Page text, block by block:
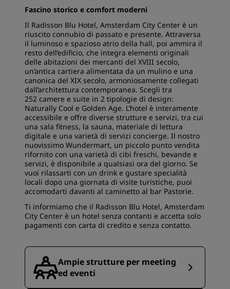
Fascino storico e comfort moderni
Il Radisson Blu Hotel, Amsterdam City Center è un
riuscito connubio di passato e presente. Attraversa
il luminoso e spazioso atrio della hall, poi ammira il
resto dell’edificio, che integra elementi originali
delle abitazioni dei mercanti del XVIII secolo,
un’antica cartiera alimentata da un mulino e una
canonica del XIX secolo, armoniosamente collegati
dall’architettura contemporanea. Scegli tra
252 camere e suite in 2 tipologie di design:
Naturally Cool e Golden Age. L’hotel è interamente
accessibile e offre diverse strutture e servizi, tra cui
una sala fitness, la sauna, materiale di lettura
digitale e una varietà di servizi concierge. Il nostro
nuovissimo Wundermart, un piccolo punto vendita
rifornito con una varietà di cibi freschi, bevande e
servizi, è disponibile a qualsiasi ora del giorno. Se
vuoi rilassarti con un drink e gustare specialità
locali dopo una giornata di visite turistiche, puoi
accomodarti davanti al caminetto al bar Pastorie.
Ti informiamo che il Radisson Blu Hotel, Amsterdam
City Center è un hotel senza contanti e accetta solo
pagamenti con carta di credito e senza contatto.
Ampie strutture per meeting
ed eventi